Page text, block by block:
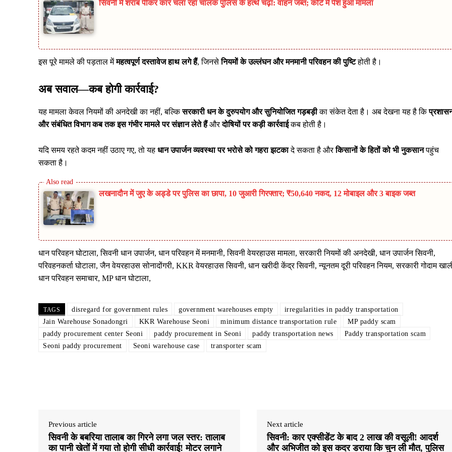
सिवनी में शराब पीकर कार चला रहा चालक पुलिस के हत्थे चढ़ा: वाहन जब्त; कोर्ट में पेश हुआ मामला
इस पूरे मामले की पड़ताल मेंमहत्वपूर्ण दस्तावेज हाथ लगे हैं, जिनसेनियमों के उल्लंघन और मनमानी परिवहन की पुष्टिहोती है।
अब सवाल—कब होगी कार्रवाई?
यह मामला केवल नियमों की अनदेखी का नहीं, बल्किसरकारी धन के दुरुपयोग और सुनियोजित गड़बड़ीका संकेत देता है। अब देखना यह है कि
और संबंधित विभाग कब तक इस गंभीर मामले पर संज्ञान लेते हैंऔरदोषियों पर कड़ी कार्रवाईकब होती है।
यदि समय रहते कदम नहीं उठाए गए, तो यह धान उपार्जन व्यवस्था पर भरोसे को गहरा झटकादे सकता है औरकिसानों के हितों को भी नुकसानपहुंच
सकता है।
लखनादौन में जुए के अड्डे पर पुलिस का छापा, 10 जुआरी गिरफ्तार; ₹50,640 नकद, 12 मोबाइल और 3 बाइक जब्त
धान परिवहन घोटाला, सिवनी धान उपार्जन, धान परिवहन में मनमानी, सिवनी वेयरहाउस मामला, सरकारी नियमों की अनदेखी, धान उपार्जन सिवनी,
परिवहनकर्ता घोटाला, जैन वेयरहाउस सोनादोंगरी, KKR वेयरहाउस सिवनी, धान खरीदी केंद्र सिवनी, न्यूनतम दूरी परिवहन नियम, सरकारी गोदाम
धान परिवहन समाचार, MP धान घोटाला,
TAGS disregard for government rules government warehouses empty
irregularities in paddy transportation
Jain Warehouse Sonadongri
KKR Warehouse Seoni minimum distance transportation rule
MP paddy scam
paddy procurement center Seoni
paddy procurement in Seoni paddy transportation news
Paddy transportation scam
Seoni paddy procurement
Seoni warehouse case transporter scam
Previous article
सिवनी के बबरिया तालाब का गिरने लगा जल स्तर: तालाब
का पानी खेतों में गया तो होगी सीधी कार्रवाई! मोटर लगाने
Next article
सिवनी: कार एक्सीडेंट के बाद 2 लाख की वसूली! आदर्श
और अभिजीत को इस कदर डराया कि चुन ली मौत, पुलिस